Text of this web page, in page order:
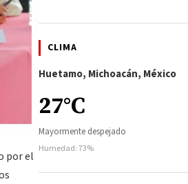
por el
CLIMA
Huetamo, Michoacán, México
27°C
Mayormente despejado
Humedad: 73%